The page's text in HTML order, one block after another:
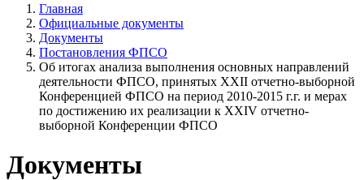
Главная
Официальные документы
Документы
Постановления ФПСО
Об итогах анализа выполнения основных направлений
деятельности ФПСО, принятых XXII отчетно-выборной
Конференцией ФПСО на период 2010-2015 г.г. и мерах
по достижению их реализации к XXIV отчетно-
выборной Конференции ФПСО
Документы